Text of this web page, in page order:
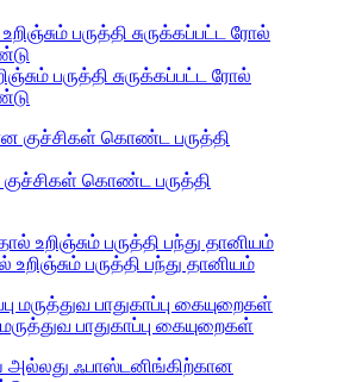
பருத்தி சுருக்கப்பட்ட ரோல்
கொண்ட பருத்தி
பருத்தி பந்து தானியம்
பாதுகாப்பு கையுறைகள்